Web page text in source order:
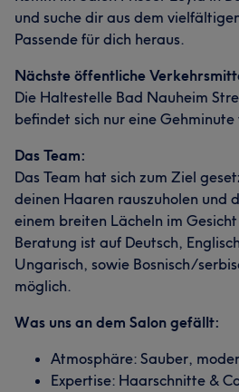
und suche dir aus dem
Passende für dich heraus.
Nächste öffentliche
Die Haltestelle Bad Nauheim
befindet sich nur eine
Das Team:
Das Team hat sich zum Ziel
deinen Haaren rauszuholen und
einem breiten Lächeln im
Beratung ist auf Deutsch,
Ungarisch, sowie Bosnisch/
möglich.
Was uns an dem Salon gefällt:
Atmosphäre: Sauber,
Expertise: Haarschnitte &